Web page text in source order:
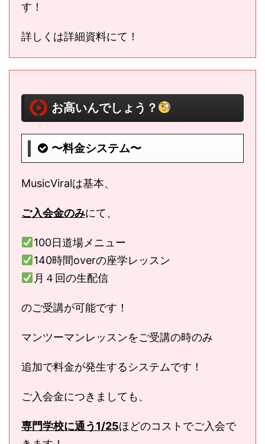
す！
詳しくは詳細資料にて！
お高いんでしょう？
〜料金システム〜
MusicViralは基本、
ご入会金のみにて、
100日道場メニュー
140時間overの座学レッスン
月４回の生配信
のご受講が可能です！
マンツーマンレッスンをご受講の時のみ
追加で料金が発生するシステムです！
ご入会金につきましても、
専門学校に通う1/25ほどのコストでご入会で